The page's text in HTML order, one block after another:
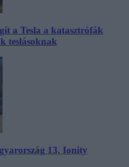
a Tesla a katasztrófák
teslásoknak
13. Ionity